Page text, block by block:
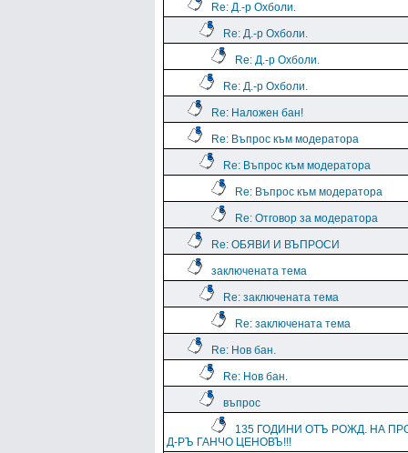
Re: Д.-р Охболи.
Re: Д.-р Охболи.
Re: Д.-р Охболи.
Re: Д.-р Охболи.
Re: Наложен бан!
Re: Въпрос към модератора
Re: Въпрос към модератора
Re: Въпрос към модератора
Re: Отговор за модератора
Re: ОБЯВИ И ВЪПРОСИ
заключената тема
Re: заключената тема
Re: заключената тема
Re: Нов бан.
Re: Нов бан.
въпрос
135 ГОДИНИ ОТЪ РОЖД. НА
Д-РЪ ГАНЧО ЦЕНОВЪ!!!